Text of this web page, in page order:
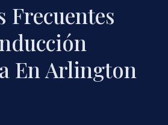
Frecuentes
En Arlington